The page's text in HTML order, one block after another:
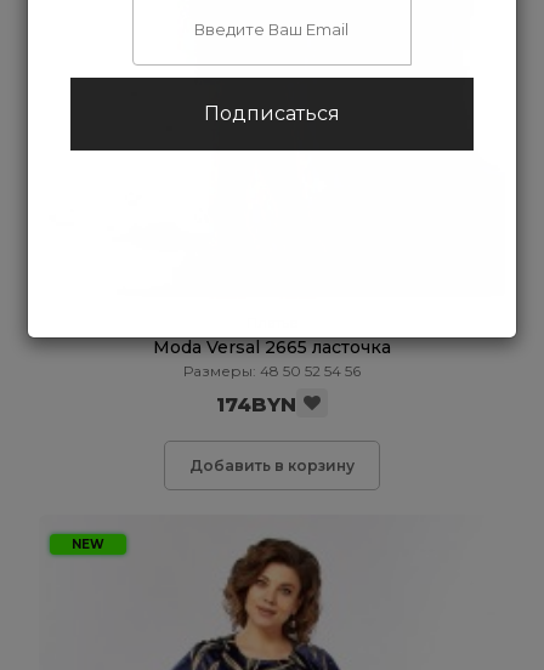
Moda Versal 2665 ласточка
Размеры: 48 50 52 54 56
174BYN
Добавить в корзину
NEW
Подписаться